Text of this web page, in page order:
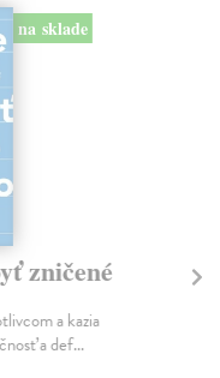
na sklade
zničené
a kazia
a def...